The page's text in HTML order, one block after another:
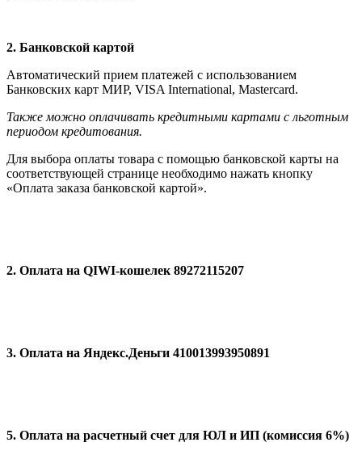
2. Банковской картой
Автоматический прием платежей с использованием
Банковских карт МИР, VISA International, Мastercard.
Также можно оплачивать кредитными картами с льготным
периодом кредитования.
Для выбора оплаты товара с помощью банковской карты на
соответствующей странице необходимо нажать кнопку
«Оплата заказа банковской картой».
2. Оплата на QIWI-кошелек 89272115207
3. Оплата на Яндекс.Деньги 410013993950891
5. Оплата на расчетный счет для ЮЛ и ИП (комиссия 6%)